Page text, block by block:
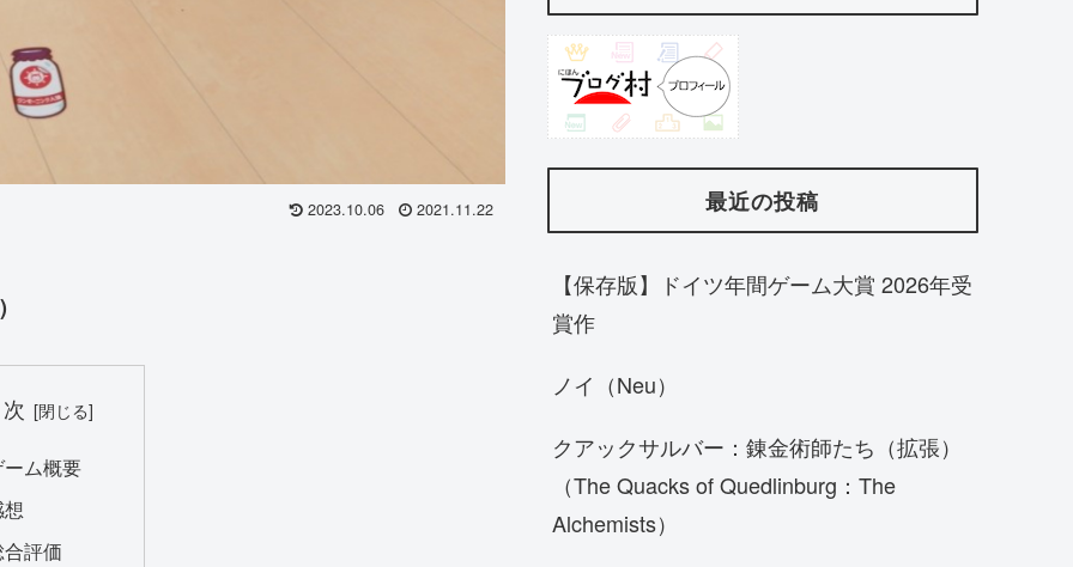
2023.10.06 2021.11.22
ム概要
評価
最近の投稿
【保存版】ドイツ年間ゲーム大賞 2026年受
賞作
ノイ（Neu）
クアックサルバー：錬金術師たち（拡張）
（The Quacks of Quedlinburg：The
Alchemists）